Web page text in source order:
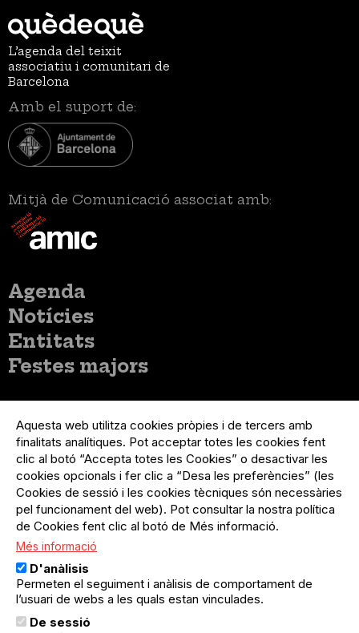
L’agenda del teixit
associatiu i comunitari de
Barcelona
Amb el suport de:
Mitjà de Comunicació associat amb:
Menú
principal
Agenda
Notícies
Entitats
Festes majors
del
compte
d'usuari
Menú
usuari
no
loggat
Registre organització
Menú
Peu
Sobre el projecte
Preguntes freqüents
Contacte
Menú
Legal
Política de privacitat
Avís legal
Política de cookies
El Quèdequè no es fa responsable de les activitats
Aquesta web utilitza cookies pròpies i de tercers amb
finalitats analítiques. Pot acceptar totes les cookies fent
clic al botó “Accepta totes les Cookies” o desactivar les
cookies opcionals i fer clic a “Desa les preferències” (les
Cookies de sessió i les cookies tècniques són necessàries
pel funcionament del web). Pot consultar la nostra política
de Cookies fent clic al botó de Més informació.
Més informació
D'anàlisis
Permeten el seguiment i anàlisis de comportament de
l’usuari de webs a les quals estan vinculades.
De sessió